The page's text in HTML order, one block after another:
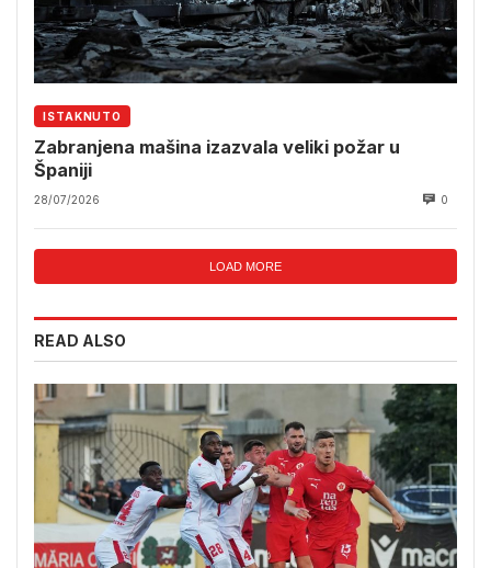
ISTAKNUTO
Zabranjena mašina izazvala veliki požar u
Španiji
28/07/2026 0
LOAD MORE
READ ALSO